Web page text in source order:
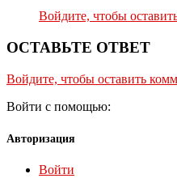
Войдите, чтобы
ОСТАВЬТЕ ОТВЕТ
Войдите, чтобы оставить
Войти с помощью:
Авторизация
Войти